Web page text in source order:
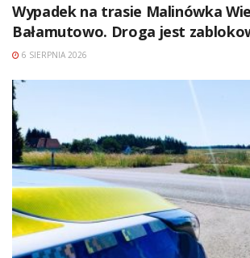
Wypadek na trasie Malinówka
Bałamutowo. Droga jest
6 SIERPNIA 2026